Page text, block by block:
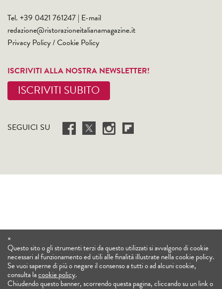
Tel. +39 0421 761247 | E-mail
redazione@ristorazioneitalianamagazine.it
Privacy Policy/Cookie Policy
ISCRIVITI ALLA NOSTRA NEWSLETTER!
ISCRIVITI SUBITO
SEGUICI SU
×
Questo sito o gli strumenti terzi da questo utilizzati si avvalgono di cookie
necessari al funzionamento ed utili alle finalità illustrate nella cookie policy.
Se vuoi saperne di più o negare il consenso a tutti o ad alcuni cookie,
consulta lacookie policy.
Chiudendo questo banner, scorrendo questa pagina, cliccando su un link o